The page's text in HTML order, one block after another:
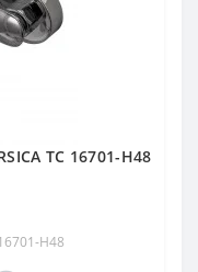
TC 16701-H48
H48